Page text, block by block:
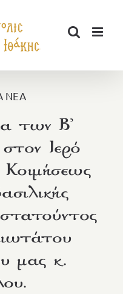
ΝΕΑ
των Β᾽
Ιερό
μας κ.